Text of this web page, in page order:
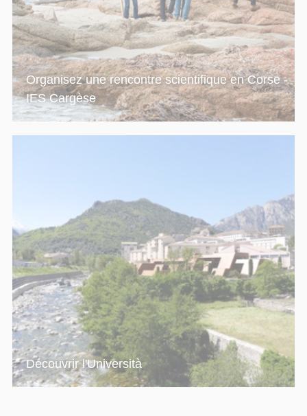
Organisez une rencontre scientifique en Corse -
IES Cargèse
Découvrir l'Università